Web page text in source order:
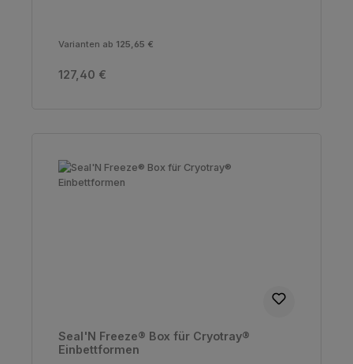
Varianten ab 125,65 €
Regulärer Preis:
127,40 €
Seal'N Freeze® Box für Cryotray®
Einbettformen